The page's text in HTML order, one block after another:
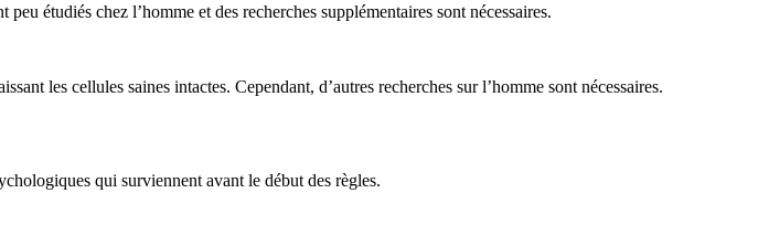
étudiés chez l’homme et des recherches supplémentaires sont nécessaires.
les cellules saines intactes. Cependant, d’autres recherches sur l’homme sont nécessaires.
qui surviennent avant le début des règles.